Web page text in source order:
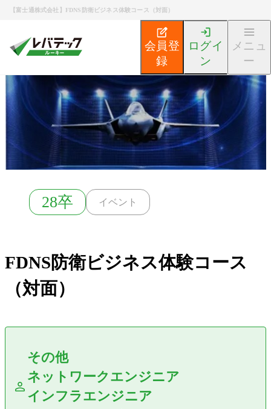
【富士通株式会社】FDNS防衛ビジネス体験コース（対面）
会員登
録
ログイ
ン
メニュ
ー
募集検索 FDNS防衛ビジネ
28卒 イベント
FDNS防衛ビジネス体験コース
（対面）
その他
ネットワークエンジニア
インフラエンジニア